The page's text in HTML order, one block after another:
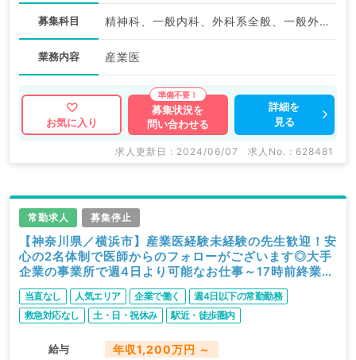
募集科目 精神科、一般内科、外科系全般、一般外科、産業医
業務内容 産業医
お気に入り
募集状況を
問い合わせる
詳細を
見る
求人更新日 : 2024/06/07 求人No. : 628481
常勤求人 募集停止
【神奈川県／横浜市】産業医経験未経験の先生歓迎！安
心の2名体制で医師からのフォローがございます◎大手
企業の事業所で週4日より可能なお仕事～17時前終業～
（専属産業医）
当直なし 人気エリア 企業で働く
週4日以下の常勤勤務
救急対応なし
土・日・祝休み 駅近・徒歩圏内
給与 年収1,200万円 ～